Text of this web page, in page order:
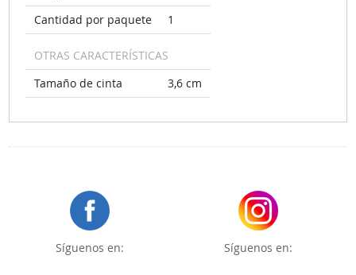
Cantidad por paquete
1
OTRAS CARACTERÍSTICAS
Tamaño de cinta
3,6 cm
Síguenos en: Síguenos en: